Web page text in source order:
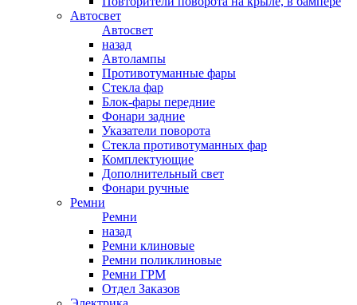
Автосвет
Автосвет
назад
Автолампы
Противотуманные фары
Стекла фар
Блок-фары передние
Фонари задние
Указатели поворота
Стекла противотуманных фар
Комплектующие
Дополнительный свет
Фонари ручные
Ремни
Ремни
назад
Ремни клиновые
Ремни поликлиновые
Ремни ГРМ
Отдел Заказов